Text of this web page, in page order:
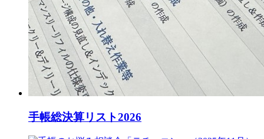
手帳総決算リスト2026